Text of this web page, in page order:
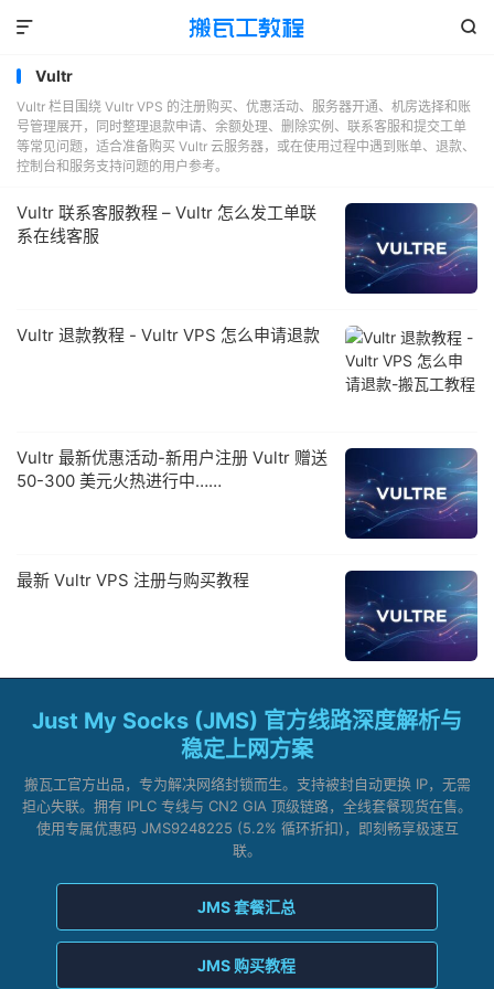


Vultr
Vultr 栏目围绕 Vultr VPS 的注册购买、优惠活动、服务器开通、机房选择和账
号管理展开，同时整理退款申请、余额处理、删除实例、联系客服和提交工单
等常见问题，适合准备购买 Vultr 云服务器，或在使用过程中遇到账单、退款、
控制台和服务支持问题的用户参考。
Vultr 联系客服教程 – Vultr 怎么发工单联
系在线客服
Vultr 退款教程 - Vultr VPS 怎么申请退款
Vultr 最新优惠活动-新用户注册 Vultr 赠送
50-300 美元火热进行中……
最新 Vultr VPS 注册与购买教程
Just My Socks (JMS) 官方线路深度解析与
稳定上网方案
搬瓦工官方出品，专为解决网络封锁而生。支持被封自动更换 IP，无需
担心失联。拥有 IPLC 专线与 CN2 GIA 顶级链路，全线套餐现货在售。
使用专属优惠码 JMS9248225 (5.2% 循环折扣)，即刻畅享极速互
联。
JMS 套餐汇总
JMS 购买教程